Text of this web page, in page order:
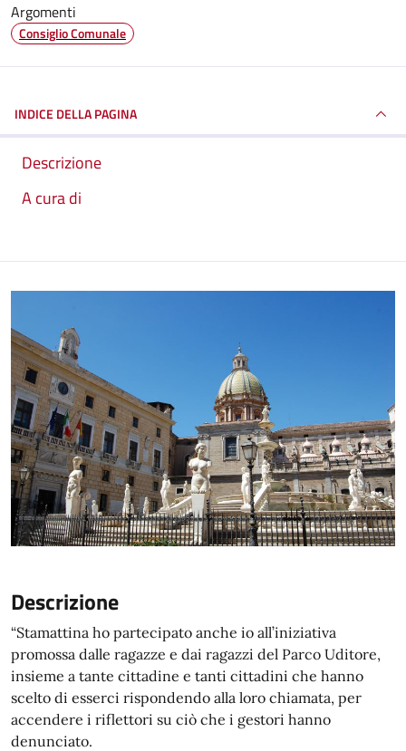
Argomenti
Consiglio Comunale
INDICE DELLA PAGINA
Descrizione
A cura di
Descrizione
“Stamattina ho partecipato anche io all’iniziativa
promossa dalle ragazze e dai ragazzi del Parco Uditore,
insieme a tante cittadine e tanti cittadini che hanno
scelto di esserci rispondendo alla loro chiamata, per
accendere i riflettori su ciò che i gestori hanno
denunciato.